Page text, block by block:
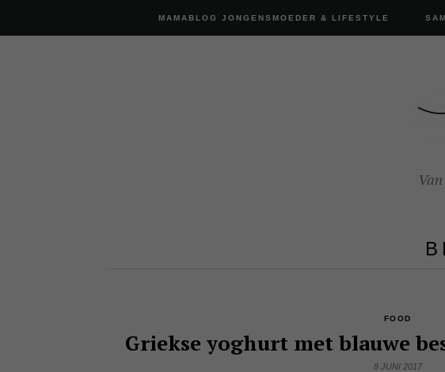
MAMABLOG JONGENSMOEDER & LIFESTYLE
FOOD
Griekse yoghurt met blauwe
8 JUNI 2017